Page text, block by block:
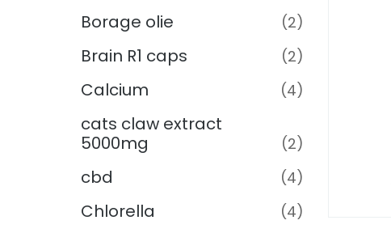
Borage olie (2)
Brain R1 caps (2)
Calcium (4)
cats claw extract
5000mg
(2)
cbd (4)
Chlorella (4)